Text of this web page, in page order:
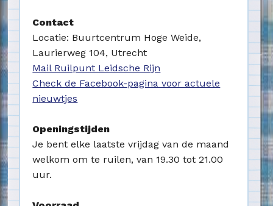
Contact
Locatie: Buurtcentrum Hoge Weide,
Laurierweg 104, Utrecht
Mail Ruilpunt Leidsche Rijn
Check de Facebook-pagina voor actuele
nieuwtjes
Openingstijden
Je bent elke laatste vrijdag van de maand
welkom om te ruilen, van 19.30 tot 21.00
uur.